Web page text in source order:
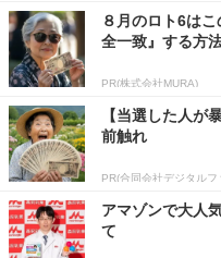
８月のロト6は
全一致』する方
PR(株式会社MURA)
【当選した人が
前触れ
PR(合同会社デジタルフ
アマゾンで大人
て